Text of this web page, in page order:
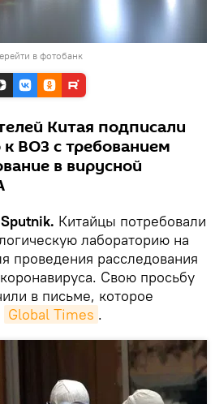
в фотобанк
Китая подписали
ВОЗ с требованием
в вирусной
Китайцы потребовали
лабораторию на
проведения расследования
Свою просьбу
в письме, которое
Global Times .